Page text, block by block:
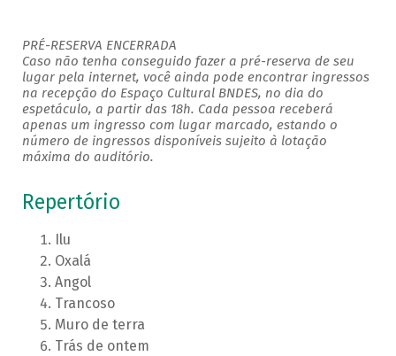
PRÉ-RESERVA ENCERRADA
Caso não tenha conseguido fazer a pré-reserva de seu
lugar pela internet, você ainda pode encontrar ingressos
na recepção do Espaço Cultural BNDES, no dia do
espetáculo, a partir das 18h. Cada pessoa receberá
apenas um ingresso com lugar marcado, estando o
número de ingressos disponíveis sujeito à lotação
máxima do auditório.
Repertório
Ilu
Oxalá
Angol
Trancoso
Muro de terra
Trás de ontem